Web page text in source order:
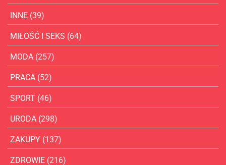
INNE (39)
MIŁOŚĆ I SEKS (64)
MODA (257)
PRACA (52)
SPORT (46)
URODA (298)
ZAKUPY (137)
ZDROWIE (216)